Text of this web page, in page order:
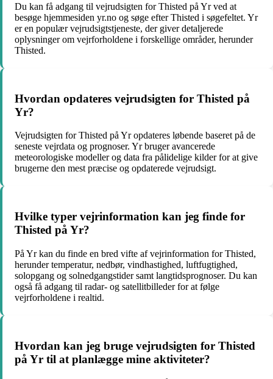
Du kan få adgang til vejrudsigten for Thisted på Yr ved at
besøge hjemmesiden yr.no og søge efter Thisted i søgefeltet. Yr
er en populær vejrudsigtstjeneste, der giver detaljerede
oplysninger om vejrforholdene i forskellige områder, herunder
Thisted.
Hvordan opdateres vejrudsigten for Thisted på
Yr?
Vejrudsigten for Thisted på Yr opdateres løbende baseret på de
seneste vejrdata og prognoser. Yr bruger avancerede
meteorologiske modeller og data fra pålidelige kilder for at give
brugerne den mest præcise og opdaterede vejrudsigt.
Hvilke typer vejrinformation kan jeg finde for
Thisted på Yr?
På Yr kan du finde en bred vifte af vejrinformation for Thisted,
herunder temperatur, nedbør, vindhastighed, luftfugtighed,
solopgang og solnedgangstider samt langtidsprognoser. Du kan
også få adgang til radar- og satellitbilleder for at følge
vejrforholdene i realtid.
Hvordan kan jeg bruge vejrudsigten for Thisted
på Yr til at planlægge mine aktiviteter?